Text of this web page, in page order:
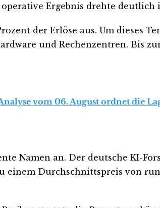
Ergebnis drehte
der Erlöse aus. Um dieses
und Rechenzentren. Bis
vom 06. August ordnet die
Namen an. Der deutsche KI-
einem Durchschnittspreis von